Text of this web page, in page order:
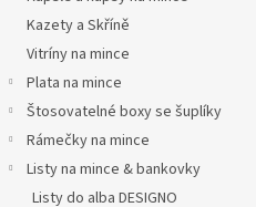
Kazety a Skříně
Vitríny na mince
Plata na mince
Štosovatelné boxy se šuplíky
Rámečky na mince
Listy na mince & bankovky
Listy do alba DESIGNO